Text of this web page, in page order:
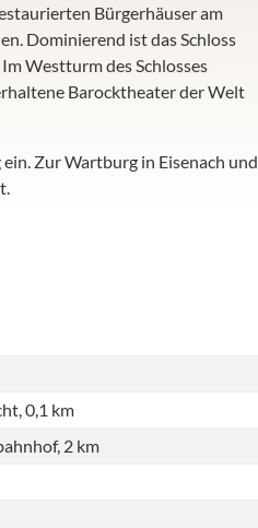
Bürgerhäuser am
Dominierend ist das Schloss
Westturm des Schlosses
Barocktheater der Welt
Zur Wartburg in Eisenach und
0,1 km
2 km